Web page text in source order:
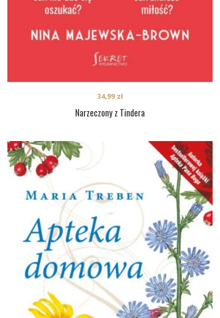
Narzeczony z Tindera
34,99 zł